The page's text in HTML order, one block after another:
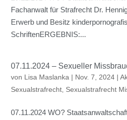
Fachanwalt für Strafrecht Dr.
Erwerb und Besitz
SchriftenERGEBNIS:...
07.11.2024 – Sexueller
von Lisa Maslanka | Nov. 7, 2024 |
Sexualstrafrecht Sexualstrafrecht
07.11.2024 WO?